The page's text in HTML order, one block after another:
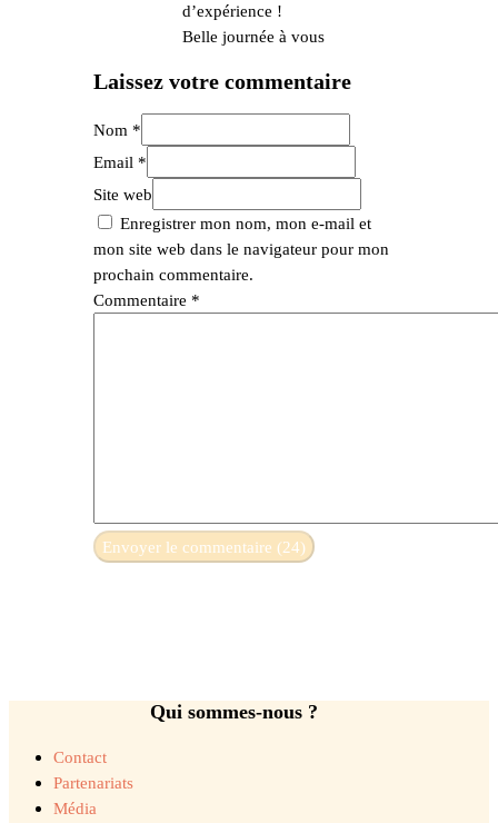
d’expérience !
Belle journée à vous
Laissez votre commentaire
Nom *
Email *
Site web
Enregistrer mon nom, mon e-mail et
mon site web dans le navigateur pour mon
prochain commentaire.
Commentaire *
Qui sommes-nous ?
Contact
Partenariats
Média